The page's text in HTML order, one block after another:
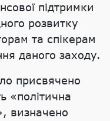
підтримки
розвитку
та спікерам
даного заходу.
присвячено
«політична
визначено